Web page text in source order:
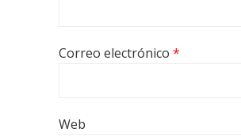
Correo electrónico *
Web